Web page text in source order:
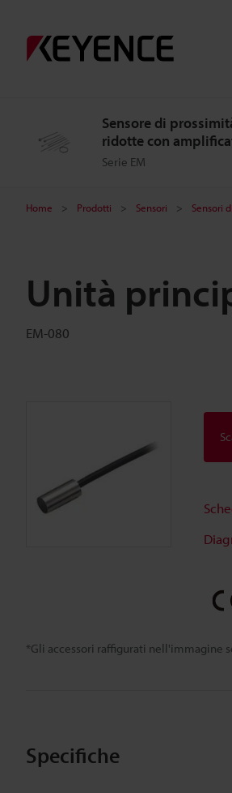
Sensore di
ridotte con
Serie EM
Home Prodotti Sensori Sensori
Unità
EM-080
*Gli accessori raffigurati nell'immagine
Specifiche